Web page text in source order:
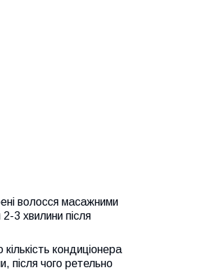
волосся масажними
3 хвилини після
кондиціонера
після чого ретельно